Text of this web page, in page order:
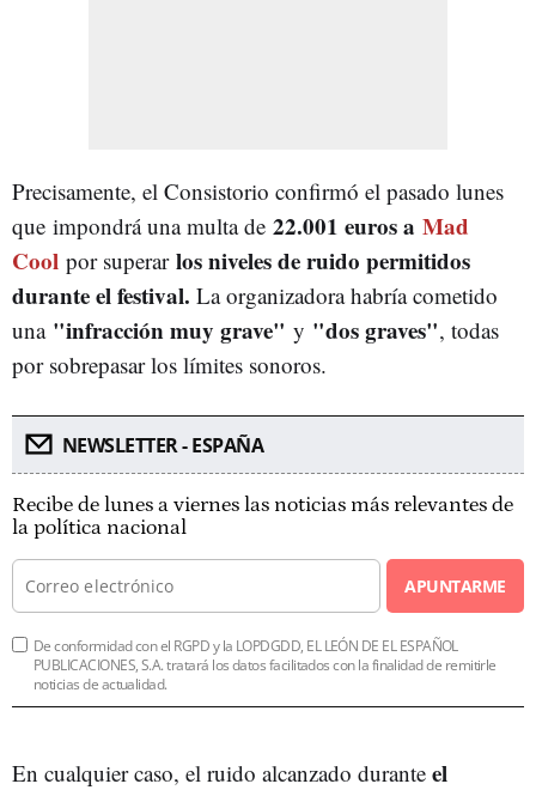
Precisamente, el Consistorio confirmó el pasado lunes
que impondrá una multa de 22.001 euros a Mad
Cool por superar los niveles de ruido permitidos
durante el festival. La organizadora habría cometido
una "infracción muy grave" y "dos graves", todas
por sobrepasar los límites sonoros.
NEWSLETTER - ESPAÑA
Recibe de lunes a viernes las noticias más relevantes de
la política nacional
APUNTARME
De conformidad con el RGPD y la LOPDGDD, EL LEÓN DE EL ESPAÑOL
PUBLICACIONES, S.A. tratará los datos facilitados con la finalidad de remitirle
noticias de actualidad.
En cualquier caso, el ruido alcanzado durante el